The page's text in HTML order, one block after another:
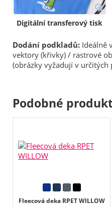
Digitální transferový tisk
Dodání podkladů: Ideálně
vektory (křivky) / rastrové
(obrázky vyžadují v určitých
Podobné
Fleecová deka RPET WILLOW